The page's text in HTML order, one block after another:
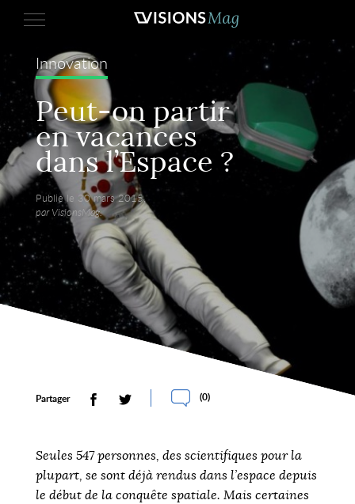
Innovation
Peut-on partir
en vacances
dans l’Espace ?
Publié le 30 mars 2015,
par VisionsMag.
Partager (0)
Seules 547 personnes, des scientifiques pour la
plupart, se sont déjà rendus dans l’espace depuis
le début de la conquête spatiale. Mais certaines